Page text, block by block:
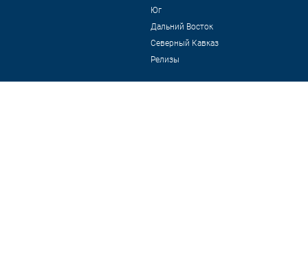
Юг
Дальний Восток
Северный Кавказ
Релизы